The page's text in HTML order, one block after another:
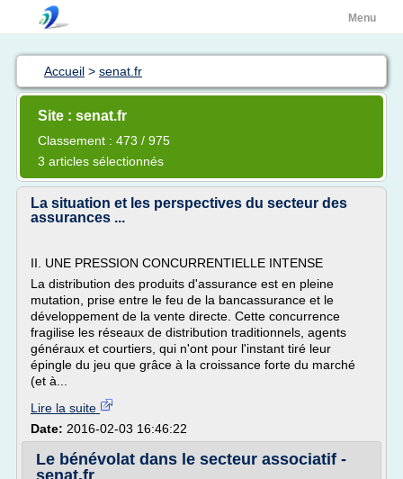
Menu
Accueil > senat.fr
Site : senat.fr
Classement : 473 / 975
3 articles sélectionnés
La situation et les perspectives du secteur des
assurances ...
II. UNE PRESSION CONCURRENTIELLE INTENSE
La distribution des produits d'assurance est en pleine
mutation, prise entre le feu de la bancassurance et le
développement de la vente directe. Cette concurrence
fragilise les réseaux de distribution traditionnels, agents
généraux et courtiers, qui n'ont pour l'instant tiré leur
épingle du jeu que grâce à la croissance forte du marché
(et à...
Lire la suite
Date: 2016-02-03 16:46:22
Le bénévolat dans le secteur associatif -
senat.fr